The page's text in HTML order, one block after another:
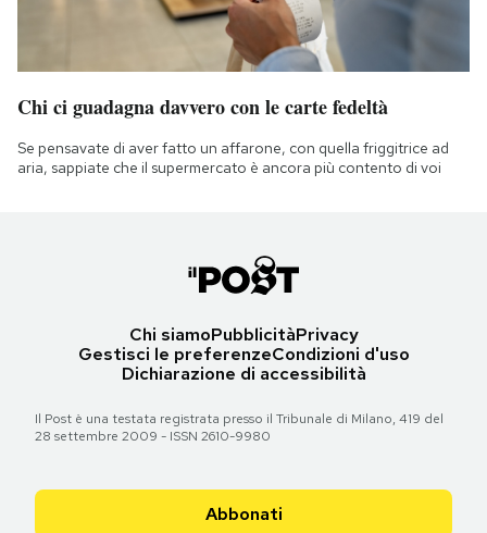
Chi ci guadagna davvero con le carte fedeltà
Se pensavate di aver fatto un affarone, con quella friggitrice ad
aria, sappiate che il supermercato è ancora più contento di voi
Chi siamoPubblicitàPrivacy
Gestisci le preferenzeCondizioni d'uso
Dichiarazione di accessibilità
Il Post è una testata registrata presso il Tribunale di Milano, 419 del
28 settembre 2009 - ISSN 2610-9980
Abbonati